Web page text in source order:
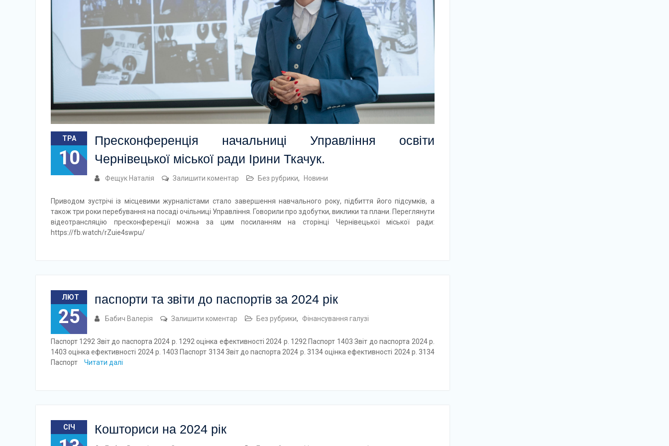
ТРА
10
Пресконференція начальниці Управління освіти
Чернівецької міської ради Ірини Ткачук.
Фещук Наталія Залишити коментар Без рубрики, Новини
Приводом зустрічі із місцевими журналістами стало завершення навчального року, підбиття його підсумків, а
також три роки перебування на посаді очільниці Управління. Говорили про здобутки, виклики та плани. Переглянути
відеотрансляцію пресконференції можна за цим посиланням на сторінці Чернівецької міської ради:
https://fb.watch/rZuie4swpu/
ЛЮТ
25
паспорти та звіти до паспортів за 2024 рік
Бабич Валерія Залишити коментар Без рубрики, Фінансування галузі
Паспорт 1292 Звіт до паспорта 2024 р. 1292 оцінка ефективності 2024 р. 1292 Паспорт 1403 Звіт до паспорта 2024 р.
1403 оцінка ефективності 2024 р. 1403 Паспорт 3134 Звіт до паспорта 2024 р. 3134 оцінка ефективності 2024 р. 3134
Паспорт
Читати далі
СІЧ Кошториси на 2024 рік